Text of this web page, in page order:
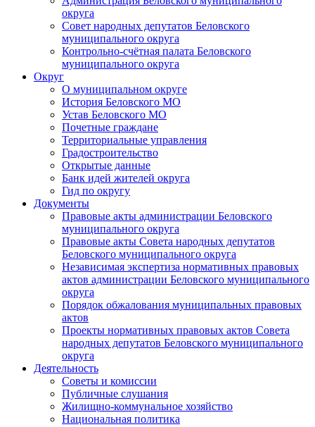
округа
Совет народных депутатов Беловского
муниципального округа
Контрольно-счётная палата Беловского
муниципального округа
Округ
О муниципальном округе
История Беловского МО
Устав Беловского МО
Почетные граждане
Территориальные управления
Градостроительство
Открытые данные
Банк идей жителей округа
Гид по округу
Документы
Правовые акты администрации Беловского
муниципального округа
Правовые акты Совета народных депутатов
Беловского муниципального округа
Независимая экспертиза нормативных правовых
актов администрации Беловского муниципального
округа
Порядок обжалования муниципальных правовых
актов
Проекты нормативных правовых актов Совета
народных депутатов Беловского муниципального
округа
Деятельность
Советы и комиссии
Публичные слушания
Жилищно-коммунальное хозяйство
Национальная политика